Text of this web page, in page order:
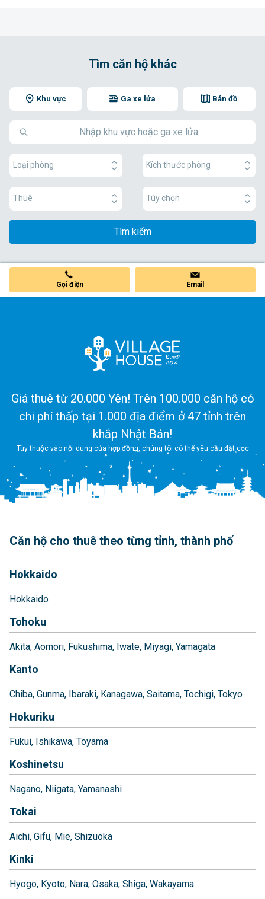
Tìm căn hộ khác
Khu vực Bản đồ
Ga xe lửa
Loại phòng Kích thước phòng
Thuê Tùy chọn
Tìm kiếm
Gọi điện Email
Giá thuê từ 20.000 Yên! Trên 100.000 căn hộ có
chi phí thấp tại 1.000 địa điểm ở 47 tỉnh trên
khắp Nhật Bản!
Tùy thuộc vào nội dung của hợp đồng, chúng tôi có thể yêu cầu đặt cọc
Căn hộ cho thuê theo từng tỉnh, thành phố
Hokkaido
Hokkaido
Tohoku
Akita Aomori Fukushima Iwate Miyagi Yamagata
Kanto
Chiba Gunma Ibaraki Kanagawa Saitama Tochigi Tokyo
Hokuriku
Fukui Ishikawa Toyama
Koshinetsu
Nagano Niigata Yamanashi
Tokai
Aichi Gifu Mie Shizuoka
Kinki
Hyogo Kyoto Nara Osaka Shiga Wakayama